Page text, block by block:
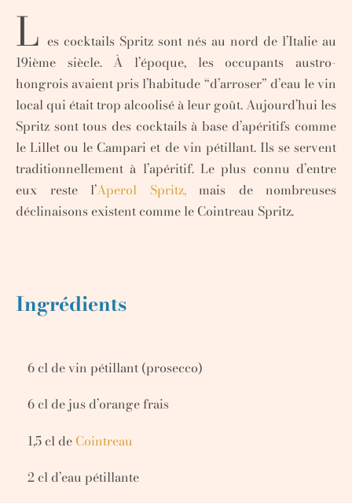
L es cocktails Spritz sont nés au nord de l’Italie au
19ième siècle. À l’époque, les occupants austro-
hongrois avaient pris l’habitude “d’arroser” d’eau le vin
local qui était trop alcoolisé à leur goût. Aujourd’hui les
Spritz sont tous des cocktails à base d’apéritifs comme
le Lillet ou le Campari et de vin pétillant. Ils se servent
traditionnellement à l’apéritif. Le plus connu d’entre
eux reste l’Aperol Spritz,mais de nombreuses
déclinaisons existent comme le Cointreau Spritz.
Ingrédients
6 cl de vin pétillant (prosecco)
6 cl de jus d’orange frais
1,5 cl de Cointreau
2 cl d’eau pétillante